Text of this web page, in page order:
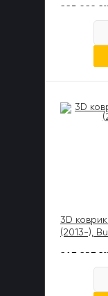
885 989
В
3D
(2013-),
817 837
В